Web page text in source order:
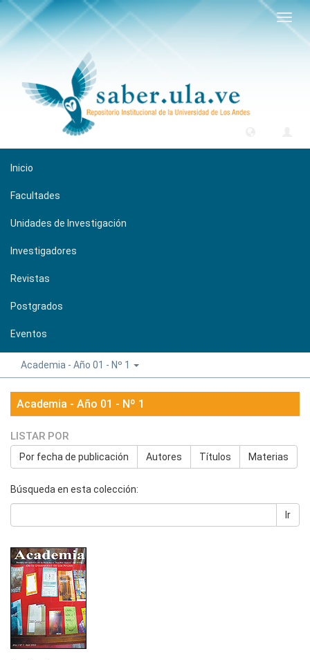
Inicio
Facultades
Unidades de Investigación
Investigadores
Revistas
Postgrados
Eventos
Academia - Año 01 - Nº 1
Academia - Año 01 - Nº 1
LISTAR POR
Por fecha de publicación Autores Títulos Materias
Búsqueda en esta colección:
Ir